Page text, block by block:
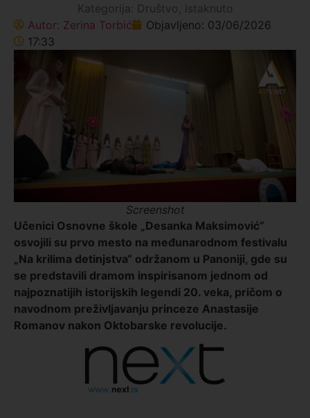
Kategorija: Društvo
Istaknuto
Autor: Zerina Torbić Objavljeno: 03/06/2026
17:33
Screenshot
Učenici Osnovne škole „Desanka Maksimović“
osvojili su prvo mesto na međunarodnom festivalu
„Na krilima detinjstva“ održanom u Panoniji, gde su
se predstavili dramom inspirisanom jednom od
najpoznatijih istorijskih legendi 20. veka, pričom o
navodnom preživljavanju princeze Anastasije
Romanov nakon Oktobarske revolucije.